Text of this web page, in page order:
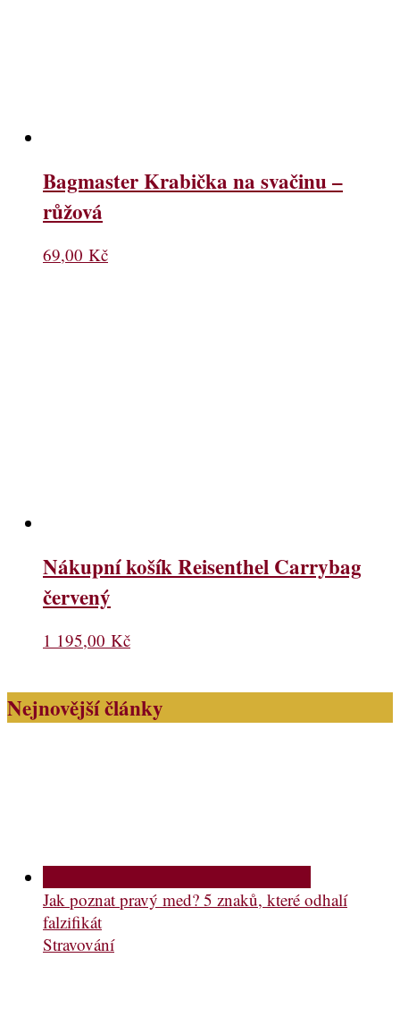
Bagmaster Krabička na svačinu –
růžová
69,00 Kč
Nákupní košík Reisenthel Carrybag
červený
1 195,00 Kč
Nejnovější články
Jak poznat pravý med? 5 znaků, které odhalí
falzifikát
Stravování